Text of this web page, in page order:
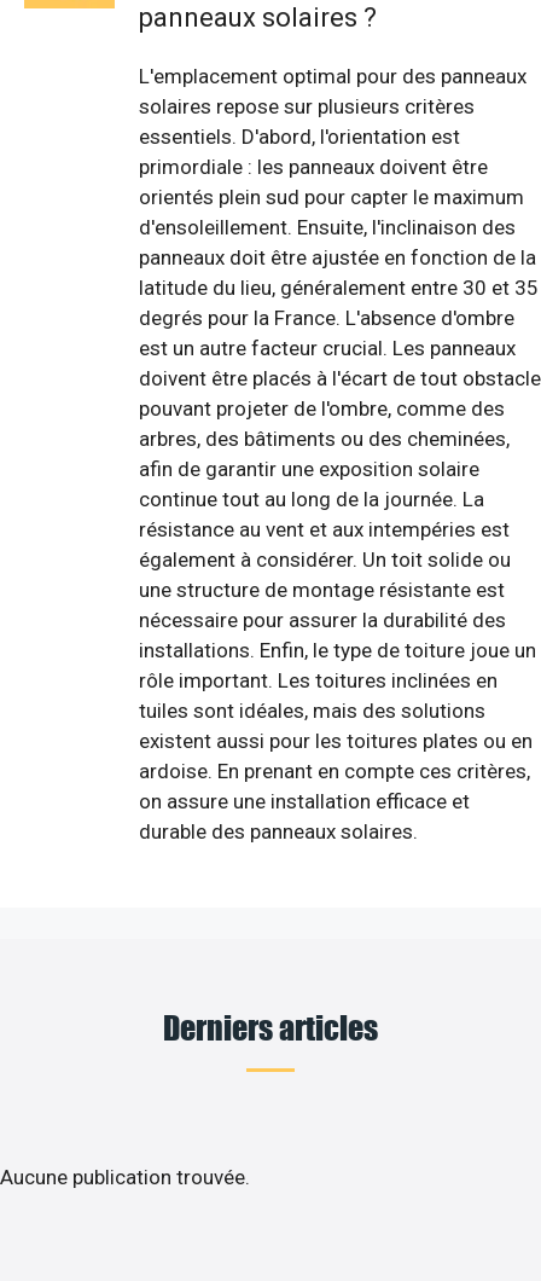
panneaux solaires ?
L'emplacement optimal pour des panneaux
solaires repose sur plusieurs critères
essentiels. D'abord, l'orientation est
primordiale : les panneaux doivent être
orientés plein sud pour capter le maximum
d'ensoleillement. Ensuite, l'inclinaison des
panneaux doit être ajustée en fonction de la
latitude du lieu, généralement entre 30 et 35
degrés pour la France. L'absence d'ombre
est un autre facteur crucial. Les panneaux
doivent être placés à l'écart de tout obstacle
pouvant projeter de l'ombre, comme des
arbres, des bâtiments ou des cheminées,
afin de garantir une exposition solaire
continue tout au long de la journée. La
résistance au vent et aux intempéries est
également à considérer. Un toit solide ou
une structure de montage résistante est
nécessaire pour assurer la durabilité des
installations. Enfin, le type de toiture joue un
rôle important. Les toitures inclinées en
tuiles sont idéales, mais des solutions
existent aussi pour les toitures plates ou en
ardoise. En prenant en compte ces critères,
on assure une installation efficace et
durable des panneaux solaires.
Derniers articles
Aucune publication trouvée.